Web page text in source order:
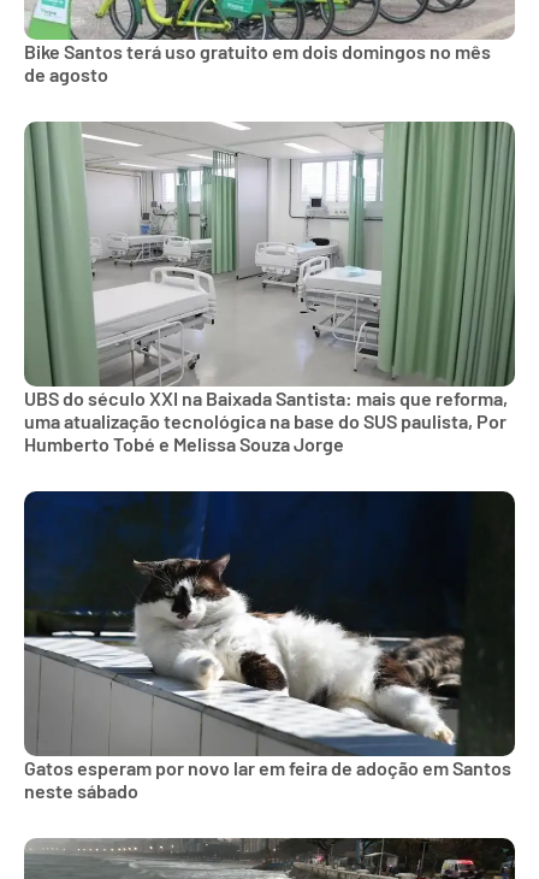
Bike Santos terá uso gratuito em dois domingos no mês
de agosto
UBS do século XXI na Baixada Santista: mais que reforma,
uma atualização tecnológica na base do SUS paulista, Por
Humberto Tobé e Melissa Souza Jorge
Gatos esperam por novo lar em feira de adoção em Santos
neste sábado